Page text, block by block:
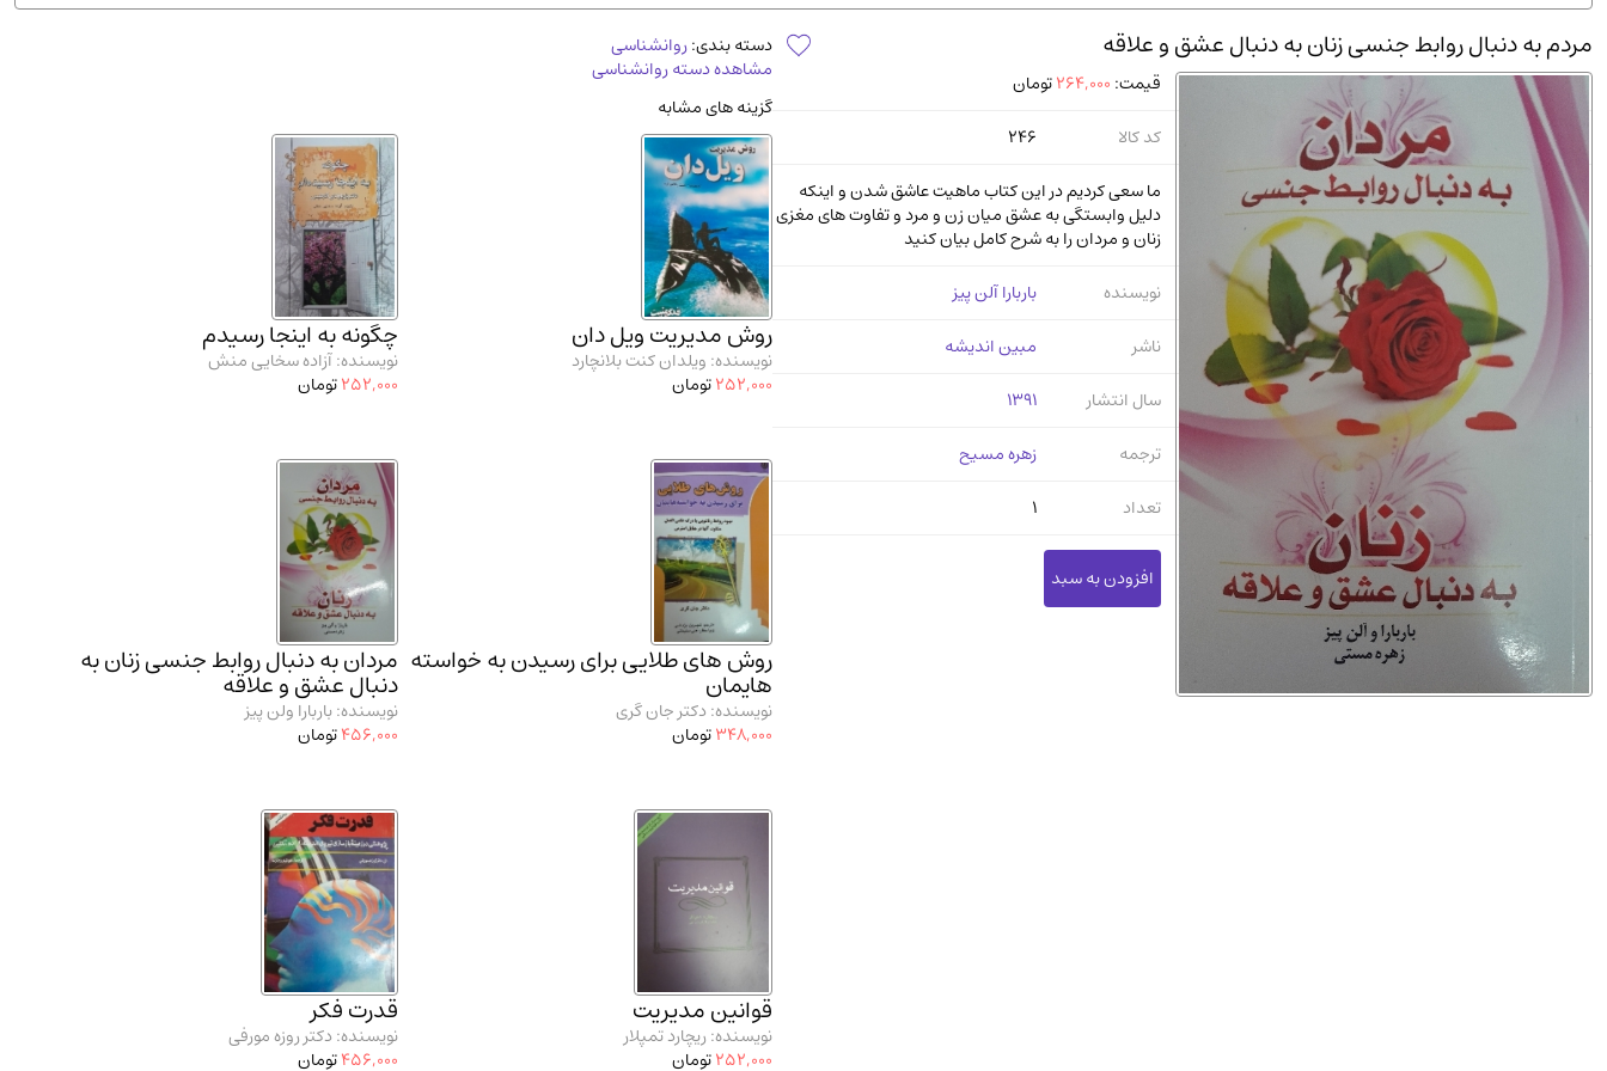
دانشگاه پیامـ نور(10)
مردم به دنبال روابط جنسی زنان به دنبال عشق و علاقه
قیمت: 264,000تومان
کد کالا
246
ما سعی کردیم در این کتاب ماهیت عاشق شدن و اینکه
دلیل وابستگی به عشق میان زن و مرد و تفاوت های مغزی
زنان و مردان را به شرح کامل بیان کنید
نویسنده
باربارا آلن پیز
ناشر
مبین اندیشه
سال انتشار
1391
ترجمه
زهره مسیح
تعداد
1
دسته بندی:روانشناسی
مشاهده دسته روانشناسی
گزینه های مشابه
روش مدیریت ویل دان
نویسنده: ویلدان کنت بلانچارد
252,000تومان
چگونه به اینجا رسیدم
نویسنده: آزاده سخایی منش
252,000تومان
روش های طلایی برای رسیدن به خواسته
هایمان
نویسنده: دکتر جان گری
348,000تومان
مردان به دنبال روابط جنسی زنان به
دنبال عشق و علاقه
نویسنده: باربارا ولن پیز
456,000تومان
قوانین مدیریت
نویسنده: ریچارد تمپلار
252,000تومان
قدرت فکر
نویسنده: دکتر روزه مورفی
456,000تومان